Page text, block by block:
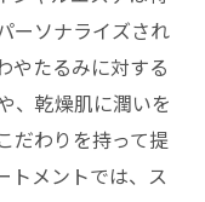
術
テ
とき
ーソナライズされ
やたるみに対する
、乾燥肌に潤いを
だわりを持って提
トメントでは、ス